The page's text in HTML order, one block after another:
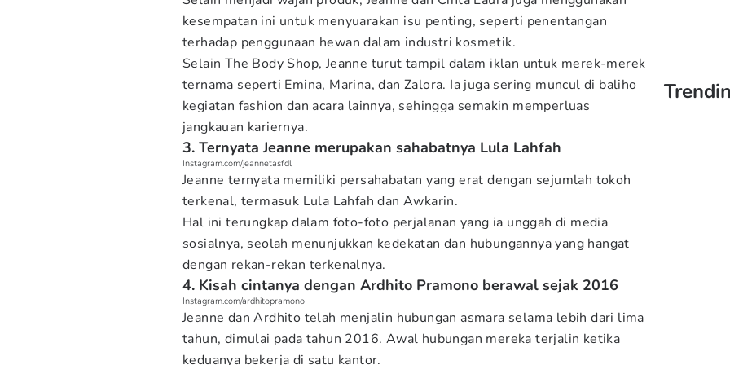
kesempatan ini untuk menyuarakan isu penting, seperti penentangan
terhadap penggunaan hewan dalam industri kosmetik.
Selain The Body Shop, Jeanne turut tampil dalam iklan untuk merek-merek
ternama seperti Emina, Marina, dan Zalora. Ia juga sering muncul di baliho
kegiatan fashion dan acara lainnya, sehingga semakin memperluas
jangkauan kariernya.
3. Ternyata Jeanne merupakan sahabatnya Lula Lahfah
Instagram.com/jeannetasfdl
Jeanne ternyata memiliki persahabatan yang erat dengan sejumlah tokoh
terkenal, termasuk Lula Lahfah dan Awkarin.
Hal ini terungkap dalam foto-foto perjalanan yang ia unggah di media
sosialnya, seolah menunjukkan kedekatan dan hubungannya yang hangat
dengan rekan-rekan terkenalnya.
4. Kisah cintanya dengan Ardhito Pramono berawal sejak 2016
Instagram.com/ardhitopramono
Jeanne dan Ardhito telah menjalin hubungan asmara selama lebih dari lima
tahun, dimulai pada tahun 2016. Awal hubungan mereka terjalin ketika
keduanya bekerja di satu kantor.